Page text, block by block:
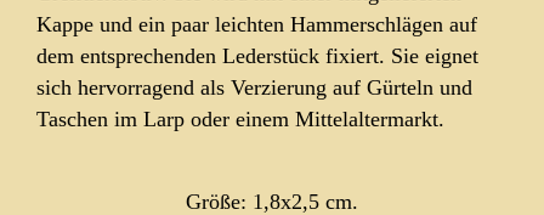
Kappe und ein paar leichten Hammerschlägen auf
dem entsprechenden Lederstück fixiert. Sie eignet
sich hervorragend als Verzierung auf Gürteln und
Taschen im Larp oder einem Mittelaltermarkt.
Größe: 1,8x2,5 cm.